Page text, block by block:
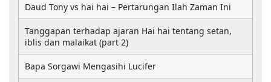
Daud Tony vs hai hai – Pertarungan Ilah Zaman Ini
Tanggapan terhadap ajaran Hai hai tentang setan,
iblis dan malaikat (part 2)
Bapa Sorgawi Mengasihi Lucifer